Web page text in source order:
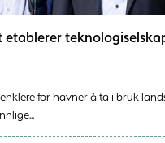
for havner å ta i bruk